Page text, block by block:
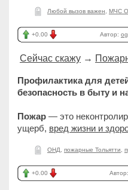
Любой вызов важен МЧС
+0.00 Автор:
Сейчас скажу →
Профилактика для
безопасность в быту и
Пожар — это
ущерб, вред жизни и
ОНД пожарные Тольятти
+0.00